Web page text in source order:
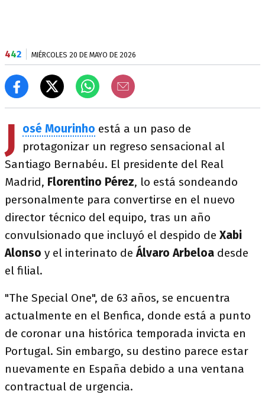
442 MIÉRCOLES 20 DE MAYO DE 2026
J osé Mourinho está a un paso de
protagonizar un regreso sensacional al
Santiago Bernabéu. El presidente del Real
Madrid, Florentino Pérez, lo está sondeando
personalmente para convertirse en el nuevo
director técnico del equipo, tras un año
convulsionado que incluyó el despido de Xabi
Alonso y el interinato de Álvaro Arbeloa desde
el filial.
"The Special One", de 63 años, se encuentra
actualmente en el Benfica, donde está a punto
de coronar una histórica temporada invicta en
Portugal. Sin embargo, su destino parece estar
nuevamente en España debido a una ventana
contractual de urgencia.